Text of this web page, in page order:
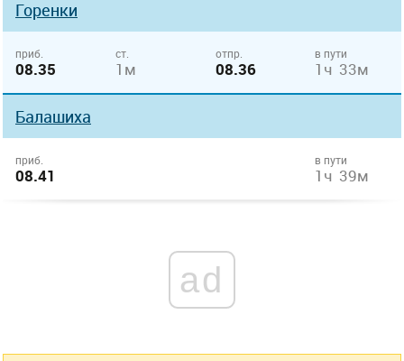
Горенки
приб.
08.35
ст.
1м
отпр.
08.36
в пути
1ч 33м
Балашиха
приб.
08.41
в пути
1ч 39м
ad